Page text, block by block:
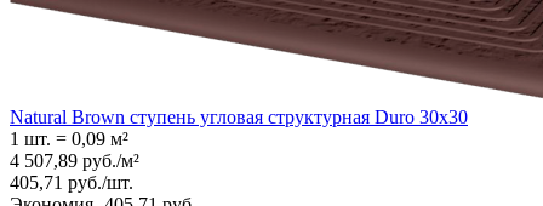
Natural Brown ступень угловая структурная Duro 30x30
1 шт. = 0,09 м²
4 507,89 руб./м²
405,71 руб./шт.